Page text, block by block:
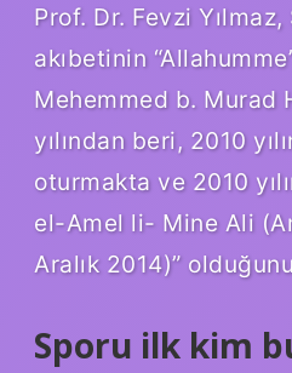
Prof. Dr. Fevzi Yılmaz,
akıbetinin
Mehemmed b. Murad
yılından beri, 2010
oturmakta ve 2010
el-Amel li- Mine Ali
Aralık 2014)”
Sporu ilk kim